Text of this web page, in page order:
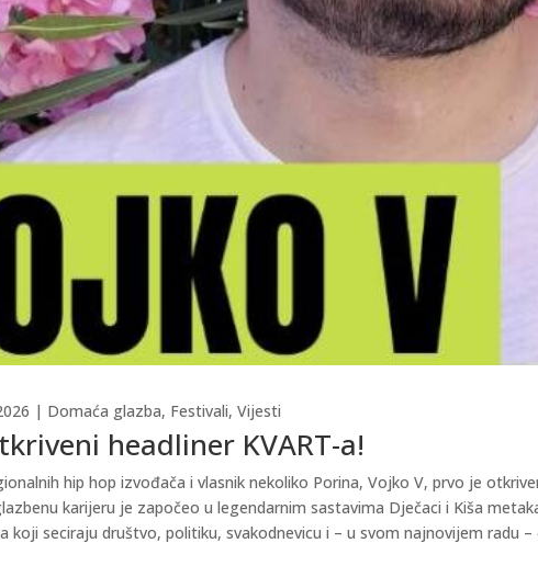
headliner KVART-a!
| Domaća glazba, Festivali,Vijesti
hip hop izvođača i vlasnik nekoliko Porina, Vojko V, prvo je
karijeru je započeo u legendarnim sastavima Dječaci i Kiša
koji seciraju društvo, politiku, svakodnevicu i – u svom najnovijem radu